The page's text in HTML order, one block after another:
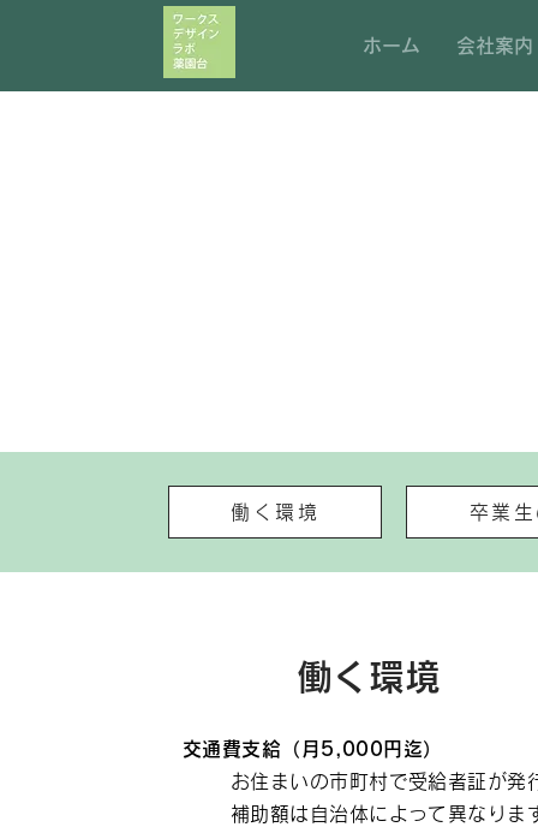
ホーム 会社案内
働く環境
交通費支給（月5,000円迄）
お住まいの市町村で受給者証が発
補助額は自治体によって異なり
働く環境 卒業生